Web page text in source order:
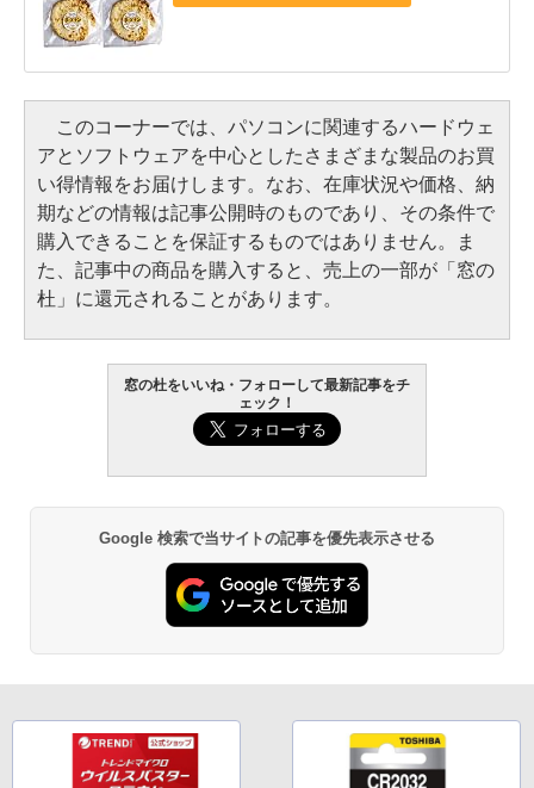
このコーナーでは、パソコンに関連するハードウェ
アとソフトウェアを中心としたさまざまな製品のお買
い得情報をお届けします。なお、在庫状況や価格、納
期などの情報は記事公開時のものであり、その条件で
購入できることを保証するものではありません。ま
た、記事中の商品を購入すると、売上の一部が「窓の
杜」に還元されることがあります。
窓の杜をいいね・フォローして最新記事をチ
ェック！
Google 検索で当サイトの記事を優先表示させる